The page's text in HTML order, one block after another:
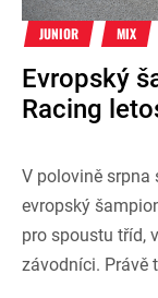
JUNIOR MIX
Evropský
Racing
V polovině srpna
evropský
pro spoustu tříd,
závodníci. Právě